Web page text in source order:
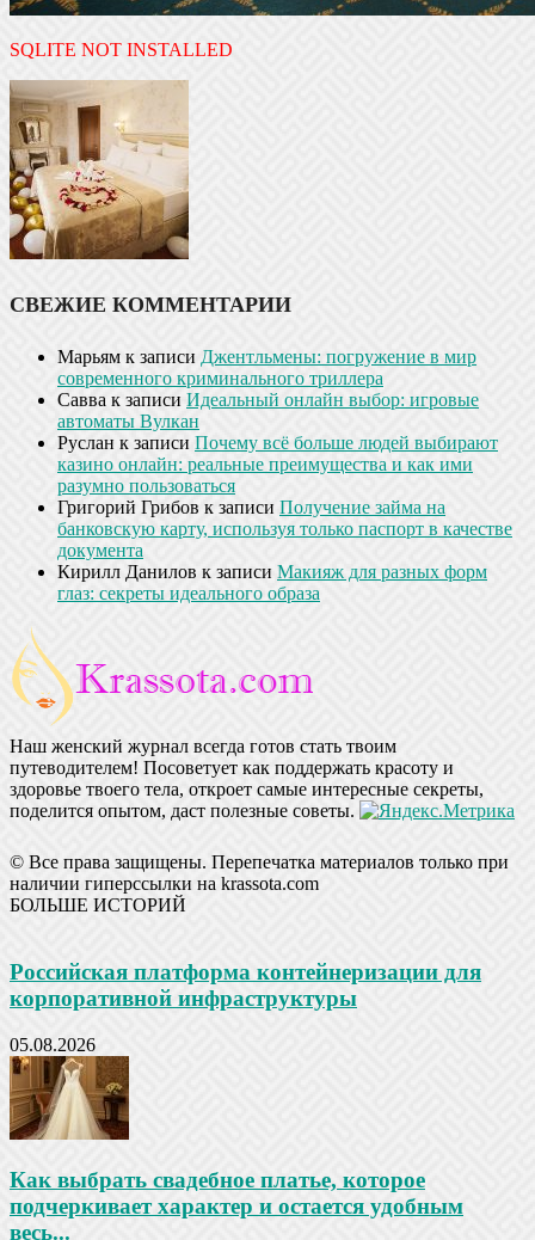
SQLITE NOT INSTALLED
СВЕЖИЕ КОММЕНТАРИИ
Марьям к записи Джентльмены: погружение в мир
современного криминального триллера
Савва к записи Идеальный онлайн выбор: игровые
автоматы Вулкан
Руслан к записи Почему всё больше людей выбирают
казино онлайн: реальные преимущества и как ими
разумно пользоваться
Григорий Грибов к записи Получение займа на
банковскую карту, используя только паспорт в качестве
документа
Кирилл Данилов к записи Макияж для разных форм
глаз: секреты идеального образа
Наш женский журнал всегда готов стать твоим
путеводителем! Посоветует как поддержать красоту и
здоровье твоего тела, откроет самые интересные секреты,
поделится опытом, даст полезные советы.
© Все права защищены. Перепечатка материалов только при
наличии гиперссылки на krassota.com
БОЛЬШЕ ИСТОРИЙ
Российская платформа контейнеризации для
корпоративной инфраструктуры
05.08.2026
Как выбрать свадебное платье, которое
подчеркивает характер и остается удобным
весь...